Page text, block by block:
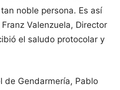
noble persona. Es así
Valenzuela, Director
el saludo protocolar y
de Gendarmería, Pablo